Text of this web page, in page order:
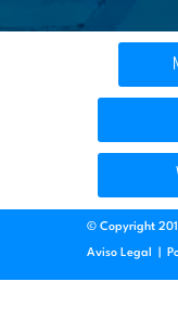
© Copyright
Aviso Legal